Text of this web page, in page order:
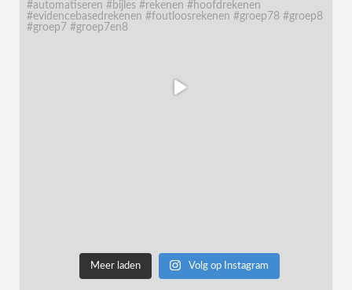
Meer laden Volg op Instagram